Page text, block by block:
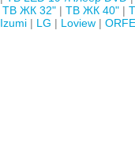
ТВ ЖК 32" ТВ ЖК 40"
Izumi LG Loview